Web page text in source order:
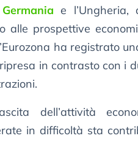
Germania e l’Ungheria,
alle prospettive
ha registrato
in contrasto con i
dell’attività
in difficoltà sta